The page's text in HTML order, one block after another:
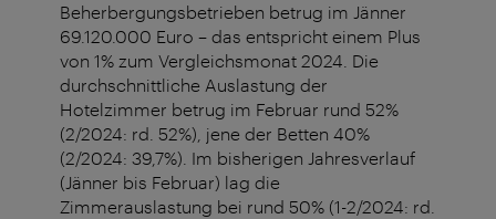
Beherbergungsbetrieben betrug im Jänner
69.120.000 Euro – das entspricht einem Plus
von 1% zum Vergleichsmonat 2024. Die
durchschnittliche Auslastung der
Hotelzimmer betrug im Februar rund 52%
(2/2024: rd. 52%), jene der Betten 40%
(2/2024: 39,7%). Im bisherigen Jahresverlauf
(Jänner bis Februar) lag die
Zimmerauslastung bei rund 50% (1-2/2024: rd.